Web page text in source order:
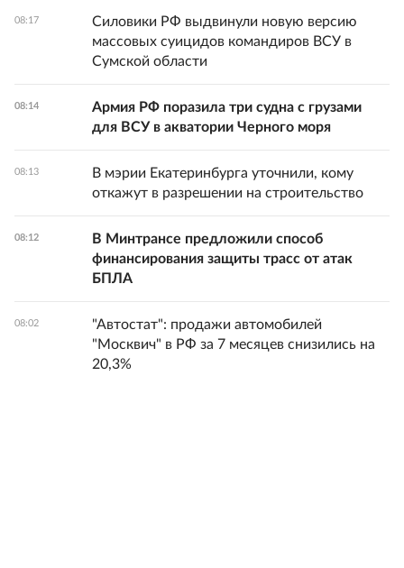
08:17
Силовики РФ выдвинули новую версию
массовых суицидов командиров ВСУ в
Сумской области
08:14
Армия РФ поразила три судна с грузами
для ВСУ в акватории Черного моря
08:13
В мэрии Екатеринбурга уточнили, кому
откажут в разрешении на строительство
08:12
В Минтрансе предложили способ
финансирования защиты трасс от атак
БПЛА
08:02
"Автостат": продажи автомобилей
"Москвич" в РФ за 7 месяцев снизились на
20,3%